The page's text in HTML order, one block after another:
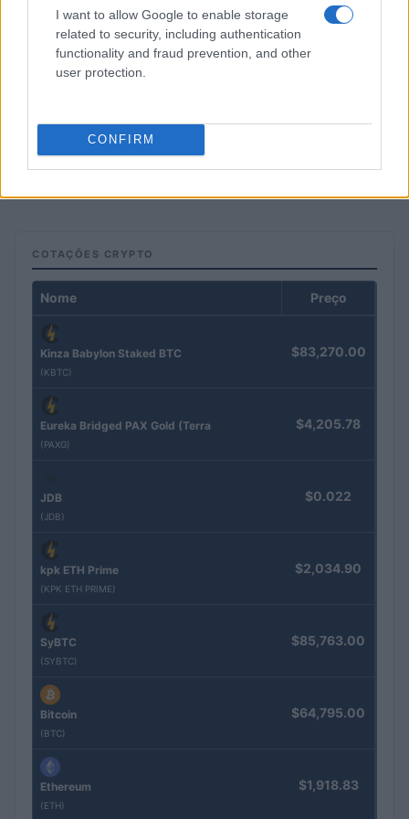
I want to allow Google to enable storage
related to security, including authentication
functionality and fraud prevention, and other
user protection.
CONFIRM
Brent cai 8.3% e arrasta petróleo e ouro para baixo
COTAÇÕES CRYPTO
Nome Preço
Kinza Babylon Staked BTC
(KBTC)
$83,270.00
Eureka Bridged PAX Gold (Terra
(PAXG)
$4,205.78
JDB
(JDB)
$0.022
kpk ETH Prime
(KPK ETH PRIME)
$2,034.90
SyBTC
(SYBTC)
$85,763.00
Bitcoin
(BTC)
$64,795.00
Ethereum
(ETH)
$1,918.83